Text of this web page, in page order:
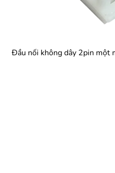
Đầu nối không dây 2pin một